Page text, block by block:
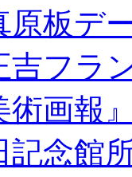
原板デ
吉フラ
術画報
記念館